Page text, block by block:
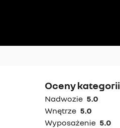
Oceny kategorii
Nadwozie 5.0
Wnętrze 5.0
Wyposażenie 5.0